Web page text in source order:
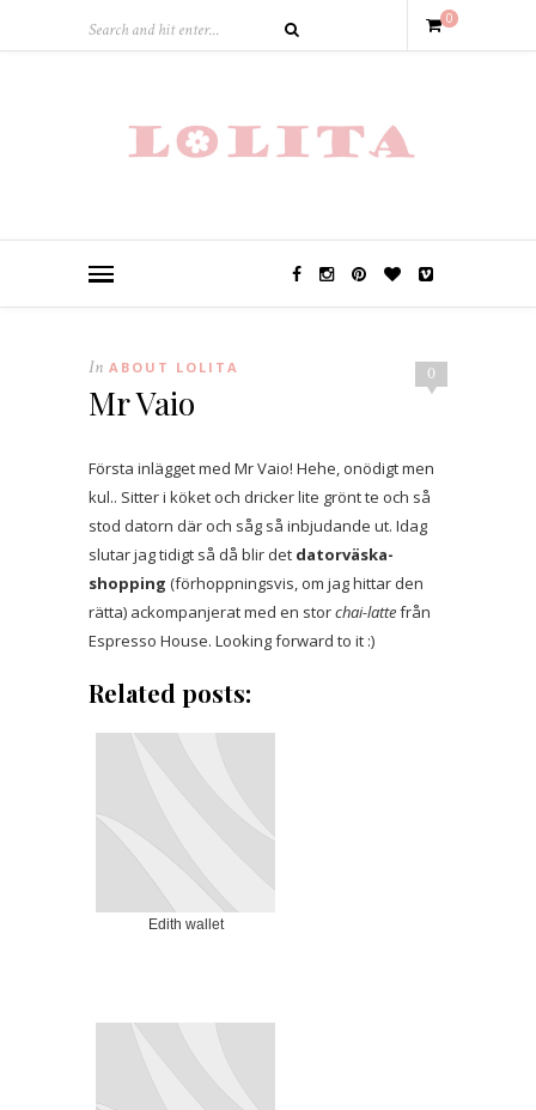
0
0
In ABOUT LOLITA
Mr Vaio
Första inlägget med Mr Vaio! Hehe, onödigt men
kul.. Sitter i köket och dricker lite grönt te och så
stod datorn där och såg så inbjudande ut. Idag
slutar jag tidigt så då blir det datorväska-
shopping (förhoppningsvis, om jag hittar den
rätta) ackompanjerat med en storchai-lattefrån
Espresso House. Looking forward to it :)
Related posts:
Edith wallet